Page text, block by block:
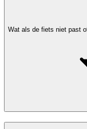
Wat als de fiets niet past